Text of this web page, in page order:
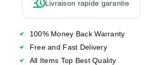
Livraison rapide garantie
100% Money Back Warranty
Free and Fast Delivery
All Items Top Best Quality